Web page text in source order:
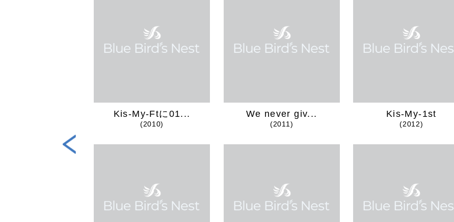
Kis-My-Ftに01...
(2010)
We never giv...
(2011)
Kis-My-1st
(2012)